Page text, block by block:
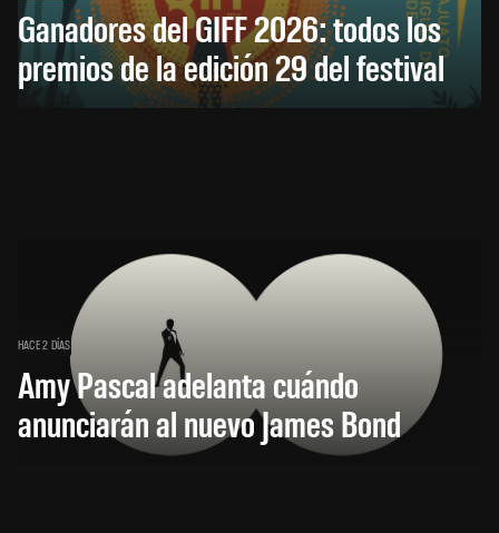
Ganadores del GIFF 2026: todos los
premios de la edición 29 del festival
HACE 2 DÍAS
Amy Pascal adelanta cuándo
anunciarán al nuevo James Bond